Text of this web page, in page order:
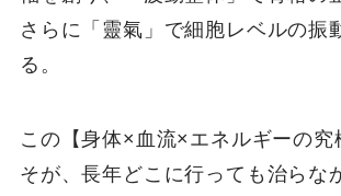
さらに「靈氣」で細胞レベルの振
る。
この【身体×血流×エネルギーの究
そが、長年どこに行っても治らな